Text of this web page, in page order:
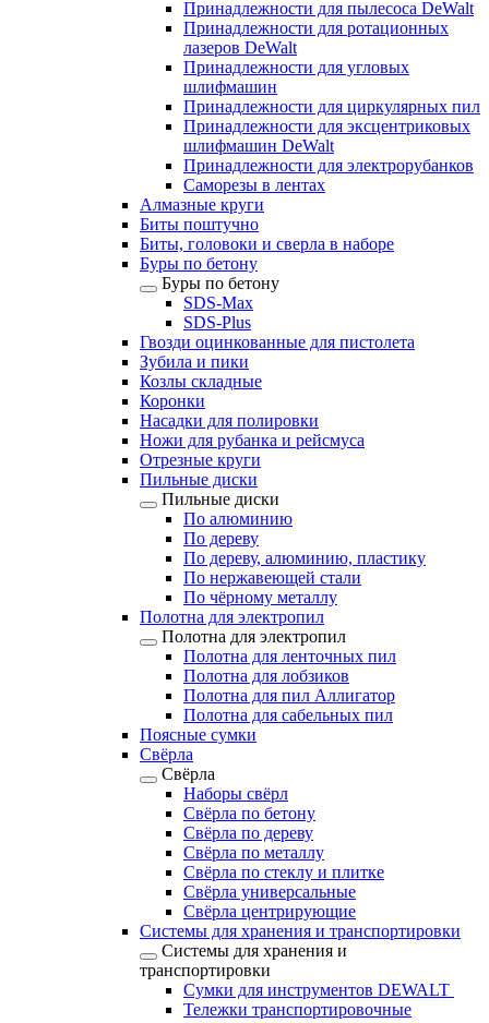
Принадлежности для пылесоса DeWalt
Принадлежности для ротационных
лазеров DeWalt
Принадлежности для угловых
шлифмашин
Принадлежности для циркулярных пил
Принадлежности для эксцентриковых
шлифмашин DeWalt
Принадлежности для электрорубанков
Саморезы в лентах
Алмазные круги
Биты поштучно
Биты, головоки и сверла в наборе
Буры по бетону
Буры по бетону
SDS-Max
SDS-Plus
Гвозди оцинкованные для пистолета
Зубила и пики
Козлы складные
Коронки
Насадки для полировки
Ножи для рубанка и рейсмуса
Отрезные круги
Пильные диски
Пильные диски
По алюминию
По дереву
По дереву, алюминию, пластику
По нержавеющей стали
По чёрному металлу
Полотна для электропил
Полотна для электропил
Полотна для ленточных пил
Полотна для лобзиков
Полотна для пил Аллигатор
Полотна для сабельных пил
Поясные сумки
Свёрла
Свёрла
Наборы свёрл
Свёрла по бетону
Свёрла по дереву
Свёрла по металлу
Свёрла по стеклу и плитке
Свёрла универсальные
Свёрла центрирующие
Системы для хранения и транспортировки
Системы для хранения и
транспортировки
Сумки для инструментов DEWALT
Тележки транспортировочные